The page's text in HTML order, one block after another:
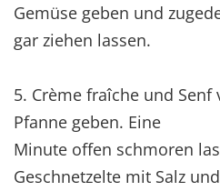
Gemüse geben und
gar ziehen lassen.
5. Crème fraîche und
Pfanne geben. Eine
Minute offen schmoren
Geschnetzelte mit Salz